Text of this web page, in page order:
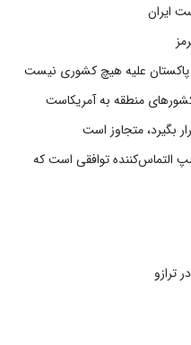
پاکستان علیه هیچ کشوری نیست
منطقه به آمریکاست
بگیرد، متجاوز است
التماس‌کننده توافقی است که
ترازو